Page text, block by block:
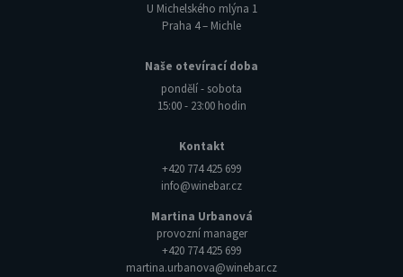
U Michelského mlýna 1
Praha 4 – Michle
Naše otevírací doba
pondělí - sobota
15:00 - 23:00 hodin
Kontakt
+420 774 425 699
info@winebar.cz
Martina Urbanová
provozní manager
+420 774 425 699
martina.urbanova@winebar.cz